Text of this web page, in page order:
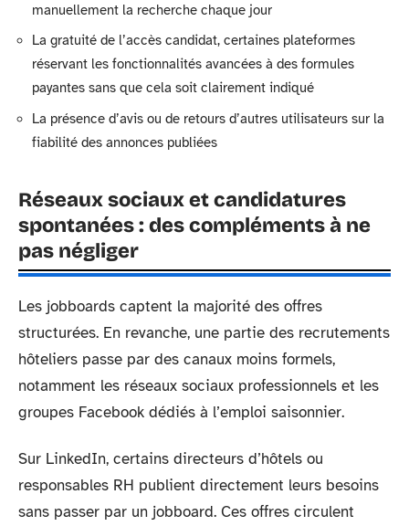
manuellement la recherche chaque jour
La gratuité de l’accès candidat, certaines plateformes
réservant les fonctionnalités avancées à des formules
payantes sans que cela soit clairement indiqué
La présence d’avis ou de retours d’autres utilisateurs sur la
fiabilité des annonces publiées
Réseaux sociaux et candidatures
spontanées : des compléments à ne
pas négliger
Les jobboards captent la majorité des offres
structurées. En revanche, une partie des recrutements
hôteliers passe par des canaux moins formels,
notamment les réseaux sociaux professionnels et les
groupes Facebook dédiés à l’emploi saisonnier.
Sur LinkedIn, certains directeurs d’hôtels ou
responsables RH publient directement leurs besoins
sans passer par un jobboard. Ces offres circulent